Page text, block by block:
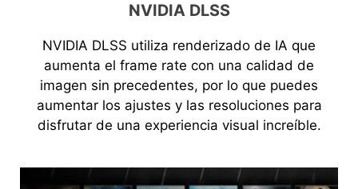
NVIDIA DLSS
NVIDIA DLSS utiliza renderizado de IA que
aumenta el frame rate con una calidad de
imagen sin precedentes, por lo que puedes
aumentar los ajustes y las resoluciones para
disfrutar de una experiencia visual increíble.